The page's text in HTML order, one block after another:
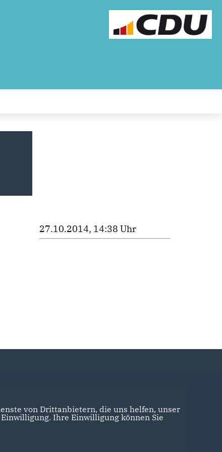
27.10.2014, 14:38 Uhr
von Drittanbietern, die uns helfen, unser
Ihre Einwilligung können Sie